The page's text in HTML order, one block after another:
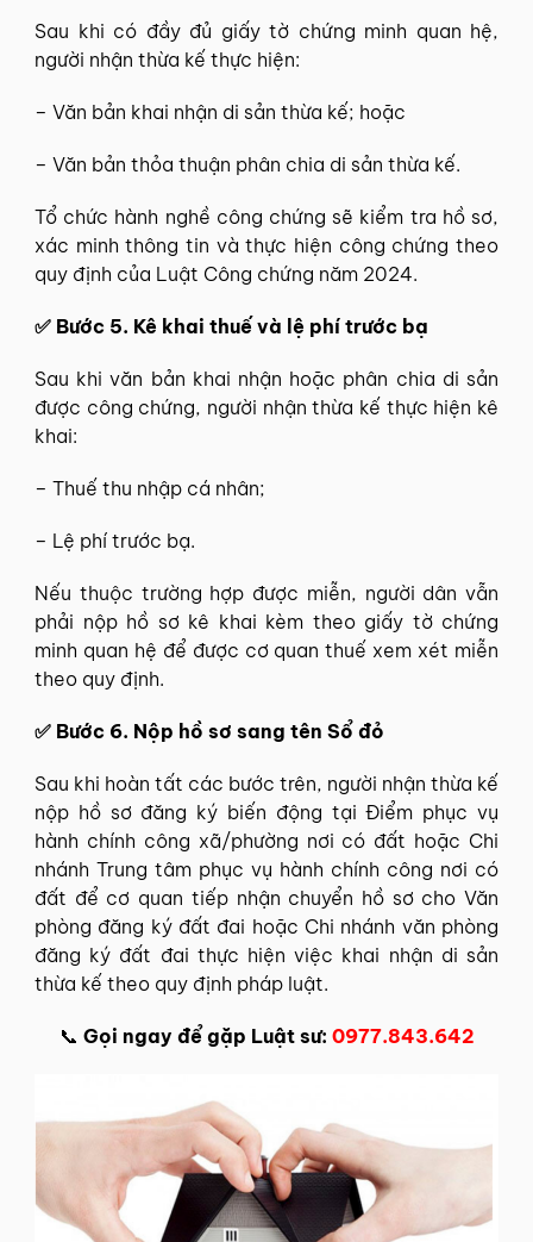
Sau khi có đầy đủ giấy tờ chứng minh quan hệ,
người nhận thừa kế thực hiện:
– Văn bản khai nhận di sản thừa kế; hoặc
– Văn bản thỏa thuận phân chia di sản thừa kế.
Tổ chức hành nghề công chứng sẽ kiểm tra hồ sơ,
xác minh thông tin và thực hiện công chứng theo
quy định của Luật Công chứng năm 2024.
✅ Bước 5. Kê khai thuế và lệ phí trước bạ
Sau khi văn bản khai nhận hoặc phân chia di sản
được công chứng, người nhận thừa kế thực hiện kê
khai:
– Thuế thu nhập cá nhân;
– Lệ phí trước bạ.
Nếu thuộc trường hợp được miễn, người dân vẫn
phải nộp hồ sơ kê khai kèm theo giấy tờ chứng
minh quan hệ để được cơ quan thuế xem xét miễn
theo quy định.
✅ Bước 6. Nộp hồ sơ sang tên Sổ đỏ
Sau khi hoàn tất các bước trên, người nhận thừa kế
nộp hồ sơ đăng ký biến động tại Điểm phục vụ
hành chính công xã/phường nơi có đất hoặc Chi
nhánh Trung tâm phục vụ hành chính công nơi có
đất để cơ quan tiếp nhận chuyển hồ sơ cho Văn
phòng đăng ký đất đai hoặc Chi nhánh văn phòng
đăng ký đất đai thực hiện việc khai nhận di sản
thừa kế theo quy định pháp luật.
📞 Gọi ngay để gặp Luật sư: 0977.843.642